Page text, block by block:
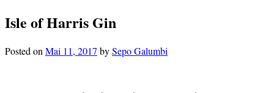
Isle of Harris Gin
Posted onMai 11, 2017 bySepo Galumbi